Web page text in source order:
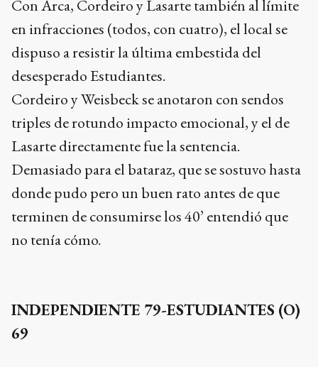
Con Arca, Cordeiro y Lasarte también al límite
en infracciones (todos, con cuatro), el local se
dispuso a resistir la última embestida del
desesperado Estudiantes.
Cordeiro y Weisbeck se anotaron con sendos
triples de rotundo impacto emocional, y el de
Lasarte directamente fue la sentencia.
Demasiado para el bataraz, que se sostuvo hasta
donde pudo pero un buen rato antes de que
terminen de consumirse los 40’ entendió que
no tenía cómo.
INDEPENDIENTE 79-ESTUDIANTES (O)
69